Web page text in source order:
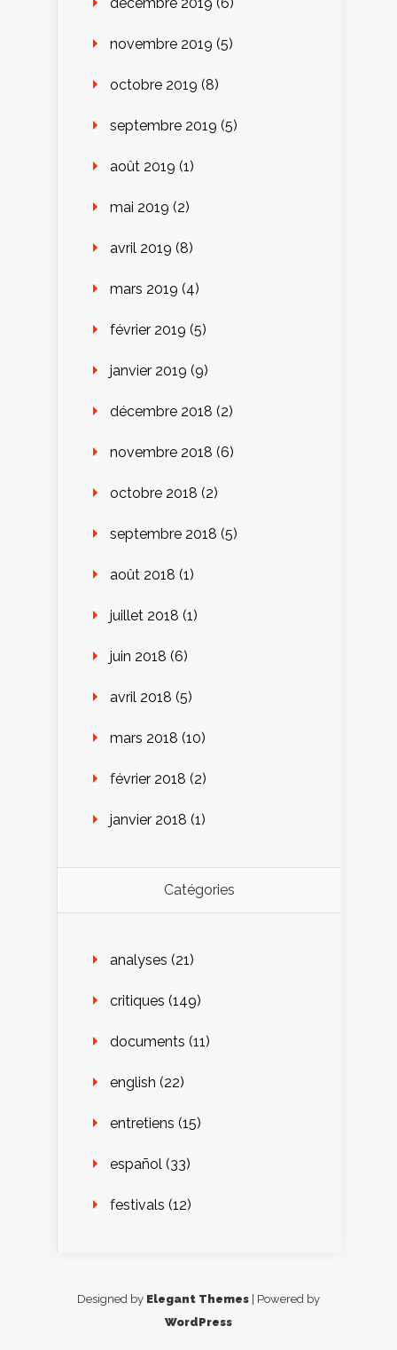
novembre 2019 (5)
octobre 2019 (8)
septembre 2019 (5)
août 2019 (1)
mai 2019 (2)
avril 2019 (8)
mars 2019 (4)
février 2019 (5)
janvier 2019 (9)
décembre 2018 (2)
novembre 2018 (6)
octobre 2018 (2)
septembre 2018 (5)
août 2018 (1)
juillet 2018 (1)
juin 2018 (6)
avril 2018 (5)
mars 2018 (10)
février 2018 (2)
janvier 2018 (1)
Catégories
analyses (21)
critiques (149)
documents (11)
english (22)
entretiens (15)
español (33)
festivals (12)
Designed by Elegant Themes | Powered by
WordPress